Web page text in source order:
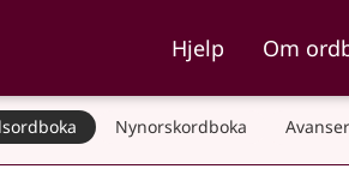
Hjelp Om
Nynorskordboka